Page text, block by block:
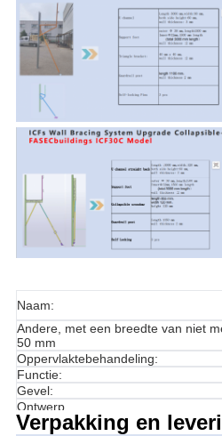
Naam:
Andere, met een breedte van niet
50 mm
Oppervlaktebehandeling:
Functie:
Gevel:
Ontwerp
Verpakking en